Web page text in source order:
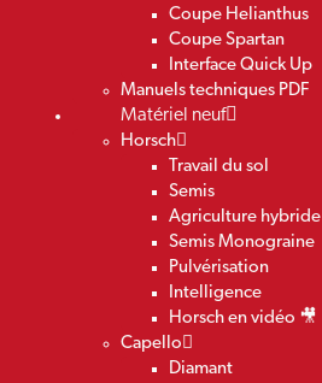
Coupe Helianthus
Coupe Spartan
Interface Quick Up
Manuels techniques PDF
Matériel neuf
Horsch
Travail du sol
Semis
Agriculture hybride
Semis Monograine
Pulvérisation
Intelligence
Horsch en vidéo 🎥
Capello
Diamant